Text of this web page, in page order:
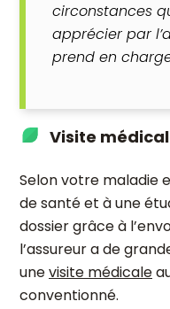
circonstances
apprécier par
prend en
Visite
Selon votre maladie
de santé et à une
dossier grâce à
l’assureur a de
unevisite médicale
conventionné.